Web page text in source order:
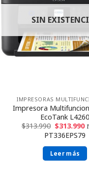
SIN
IMPRESORAS
Impresora
EcoTank L4260
$313.990 $313.990
PT336EPS79
Leer más